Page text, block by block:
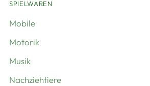
SPIELWAREN
Mobile
Motorik
Musik
Nachziehtiere